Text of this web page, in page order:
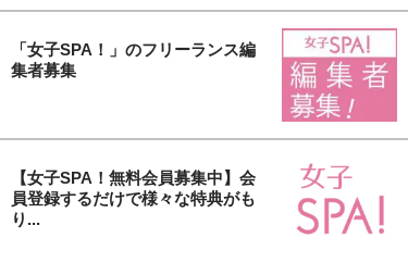
「女子SPA！」のフリーランス編
集者募集
【女子SPA！無料会員募集中】会
員登録するだけで様々な特典がも
り...